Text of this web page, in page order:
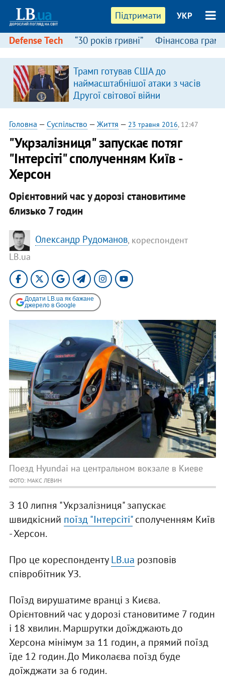
Підтримати УКР
Defense Tech “30 років гривні” Фінансова
Трамп готував США до
наймасштабнішої атаки з часів
Другої світової війни
Головна — Суспільство — Життя — 23 травня 2016, 12:47
"Укрзалізниця" запускає потяг
"Інтерсіті" сполученням Київ -
Херсон
Орієнтовний час у дорозі становитиме
близько 7 годин
Олександр Рудоманов, кореспондент
LB.ua
Додати LB.ua як бажане
джерело в Google
Поезд Hyundai на центральном вокзале в Киеве
ФОТО: МАКС ЛЕВИН
З 10 липня "Укрзалізниця" запускає
швидкісний поїзд "Інтерсіті"сполученням Київ
- Херсон.
Про це кореспондентуLB.ua розповів
співробітник УЗ.
Поїзд вирушатиме вранці з Києва.
Орієнтовний час у дорозі становитиме 7 годин
і 18 хвилин. Маршрутки доїжджають до
Херсона мінімум за 11 годин, а прямий поїзд
їде 12 годин. До Миколаєва поїзд буде
доїжджати за 6 годин.